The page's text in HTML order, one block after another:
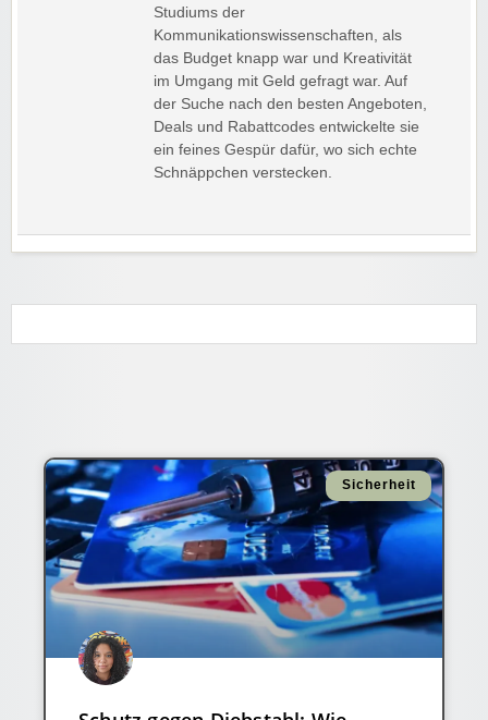
Studiums der
Kommunikationswissenschaften, als
das Budget knapp war und Kreativität
im Umgang mit Geld gefragt war. Auf
der Suche nach den besten Angeboten,
Deals und Rabattcodes entwickelte sie
ein feines Gespür dafür, wo sich echte
Schnäppchen verstecken.
Sicherheit